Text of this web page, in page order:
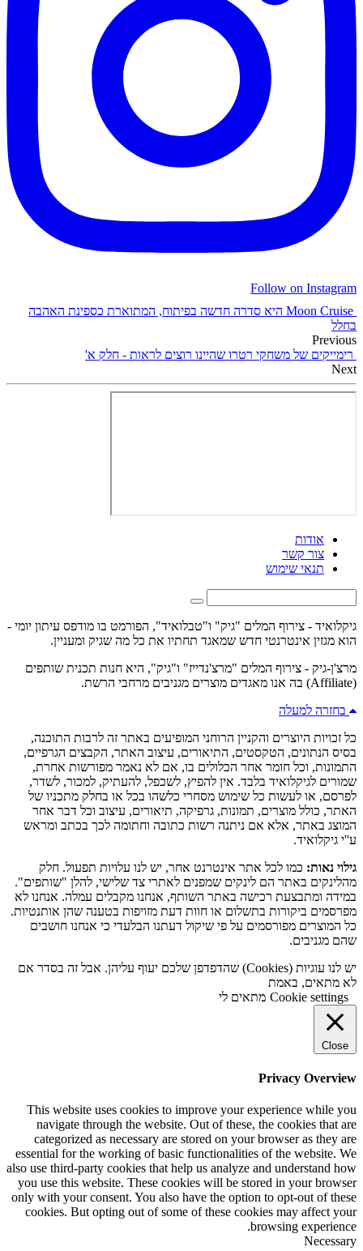
Follow on Instagram
Moon Cruise היא סדרה חדשה בפיתוח, המתוארת כספינת האהבה
בחלל
Previous
רימייקים של משחקי רטרו שהיינו רוצים לראות - חלק א'
Next
אודות
צור קשר
תנאי שימוש
גיקלואיד - צירוף המלים "גיק" ו"טבלואיד", הפורמט בו מודפס עיתון יומי -
הוא מגזין אינטרנטי חדש שמאגד תחתיו את כל מה שגיק ומעניין.
מרצ'ן-גיק - צירוף המלים "מרצ'נדייז" ו"גיק", היא חנות תכנית שותפים
(Affiliate) בה אנו מאגדים מוצרים מגניבים מרחבי הרשת.
בחזרה למעלה
כל זכויות היוצרים והקניין הרוחני המופיעים באתר זה לרבות התוכנה,
בסיס הנתונים, הטקסטים, התיאורים, עיצוב האתר, הקבצים הגרפיים,
התמונות, וכל חומר אחר הכלולים בו, אם לא נאמר מפורשות אחרת,
שמורים לגיקלואיד בלבד. אין להפיץ, לשכפל, להעתיק, למכור, לשדר,
לפרסם, או לעשות כל שימוש מסחרי כלשהו בכל או בחלק מתכניו של
האתר, כולל מוצרים, תמונות, גרפיקה, תיאורים, עיצוב וכל דבר אחר
המוצג באתר, אלא אם ניתנה רשות כתובה וחתומה לכך בכתב ומראש
ע''י גיקלואיד.
גילוי נאות: כמו לכל אתר אינטרנט אחר, יש לנו עלויות תפעול. חלק
מהלינקים באתר הם לינקים שמפנים לאתרי צד שלישי, להלן "שותפים".
במידה ומתבצעת רכישה באתר השותף, אנחנו מקבלים עמלה. אנחנו לא
מפרסמים ביקורות בתשלום או חוות דעת מזויפות בטענה שהן אותנטיות.
כל המוצרים מפורסמים על פי שיקול דעתנו הבלעדי כי אנחנו חושבים
שהם מגניבים.
יש לנו עוגיות (Cookies) שהדפדפן שלכם יעוף עליהן. אבל זה בסדר אם
לא מתאים, באמת
Cookie settings מתאים לי
Close
Privacy Overview
This website uses cookies to improve your experience while you
navigate through the website. Out of these, the cookies that are
categorized as necessary are stored on your browser as they are
essential for the working of basic functionalities of the website. We
also use third-party cookies that help us analyze and understand how
you use this website. These cookies will be stored in your browser
only with your consent. You also have the option to opt-out of these
cookies. But opting out of some of these cookies may affect your
browsing experience.
Necessary